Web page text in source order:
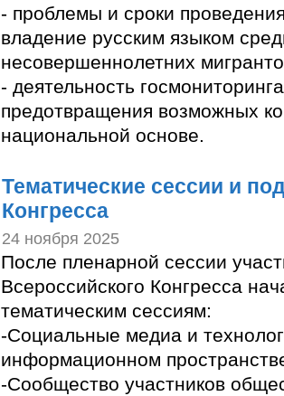
- проблемы и сроки
владение русским языком
несовершеннолетних
- деятельность
предотвращения возможных
национальной основе.
Тематические сессии и
Конгресса
24 ноября 2025
После пленарной сессии
Всероссийского Конгресса
тематическим сессиям:
-Социальные медиа и
информационном
-Сообщество участников